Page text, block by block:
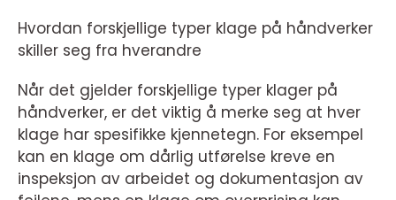
Hvordan forskjellige typer klage på håndverker
skiller seg fra hverandre
Når det gjelder forskjellige typer klager på
håndverker, er det viktig å merke seg at hver
klage har spesifikke kjennetegn. For eksempel
kan en klage om dårlig utførelse kreve en
inspeksjon av arbeidet og dokumentasjon av